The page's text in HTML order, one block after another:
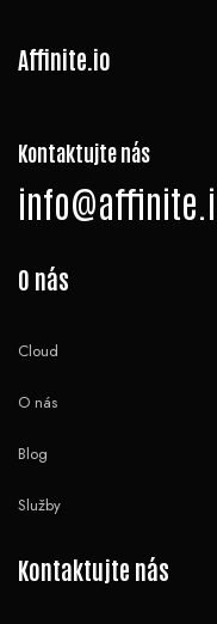
Affinite.io
Kontaktujte nás
O nás
Cloud
O nás
Blog
Služby
Kontaktujte nás